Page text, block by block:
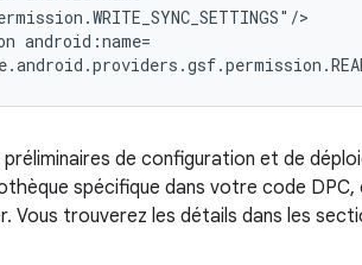
de configuration et de
spécifique dans votre code
Vous trouverez les détails dans les